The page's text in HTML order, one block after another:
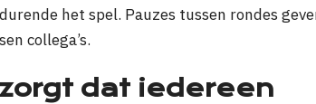
het spel. Pauzes tussen rondes
collega’s.
dat iedereen